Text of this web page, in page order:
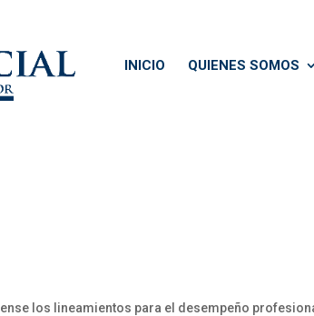
INICIO QUIENES SOMOS
los lineamientos para el desempeño